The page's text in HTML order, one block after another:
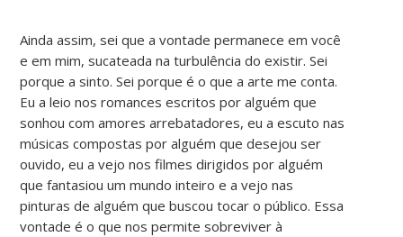
Ainda assim, sei que a vontade permanece em você
e em mim, sucateada na turbulência do existir. Sei
porque a sinto. Sei porque é o que a arte me conta.
Eu a leio nos romances escritos por alguém que
sonhou com amores arrebatadores, eu a escuto nas
músicas compostas por alguém que desejou ser
ouvido, eu a vejo nos filmes dirigidos por alguém
que fantasiou um mundo inteiro e a vejo nas
pinturas de alguém que buscou tocar o público. Essa
vontade é o que nos permite sobreviver à